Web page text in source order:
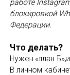
работе
блокировкой
Федерации.
Что делать?
Нужен «план
В личном